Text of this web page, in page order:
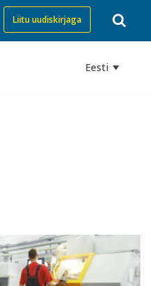
Liitu uudiskirjaga
Eesti